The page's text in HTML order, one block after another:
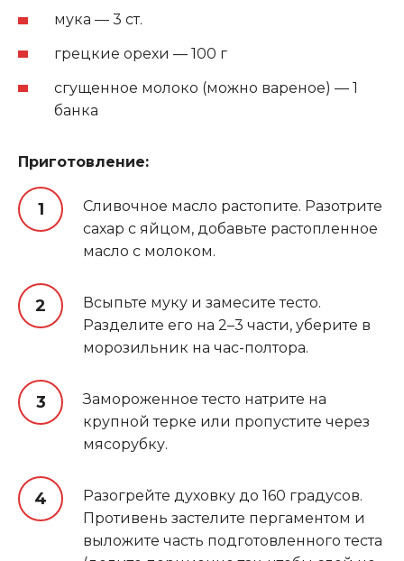
мука — 3 ст.
грецкие орехи — 100 г
сгущенное молоко (можно вареное) — 1
банка
Приготовление:
Сливочное масло растопите. Разотрите
сахар с яйцом, добавьте растопленное
масло с молоком.
Всыпьте муку и замесите тесто.
Разделите его на 2–3 части, уберите в
морозильник на час-полтора.
Замороженное тесто натрите на
крупной терке или пропустите через
мясорубку.
Разогрейте духовку до 160 градусов.
Противень застелите пергаментом и
выложите часть подготовленного теста